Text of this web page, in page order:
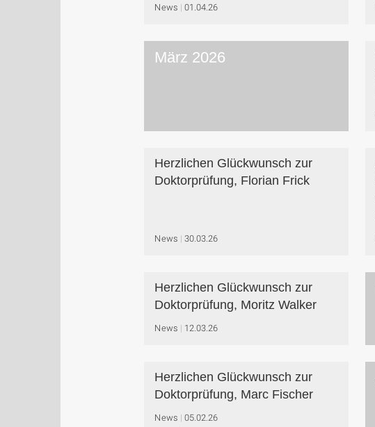
News 01.04.26
März 2026
Herzlichen Glückwunsch zur
Doktorprüfung, Florian Frick
News 30.03.26
Herzlichen Glückwunsch zur
Doktorprüfung, Moritz Walker
News 12.03.26
Herzlichen Glückwunsch zur
Doktorprüfung, Marc Fischer
News 05.02.26